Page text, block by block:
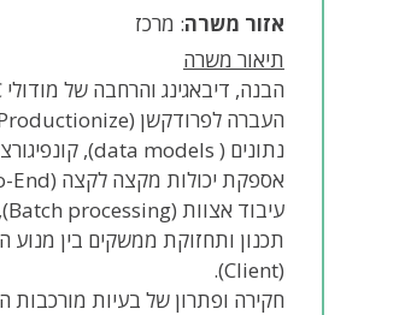
אזור משרה: מרכז
תיאור משרה
הבנה, דיבאגינג והרחבה של מודולי C ++ מורכבים בתוך Base-code ישן (Legacy) וגדול בעל תלויות רבות.
נתונים ( data models), קונפיגורציות, ולידציות, טיפול בשגיאות, בקרות ביצועים ובדיקות.
עיבוד אצוות (Batch processing), הגדרות פרויקט חדשות ותוצרי תכנון נוספים.
(Client).